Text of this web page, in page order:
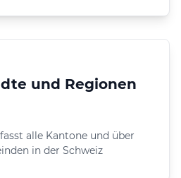
und Regionen
alle Kantone und über
in der Schweiz